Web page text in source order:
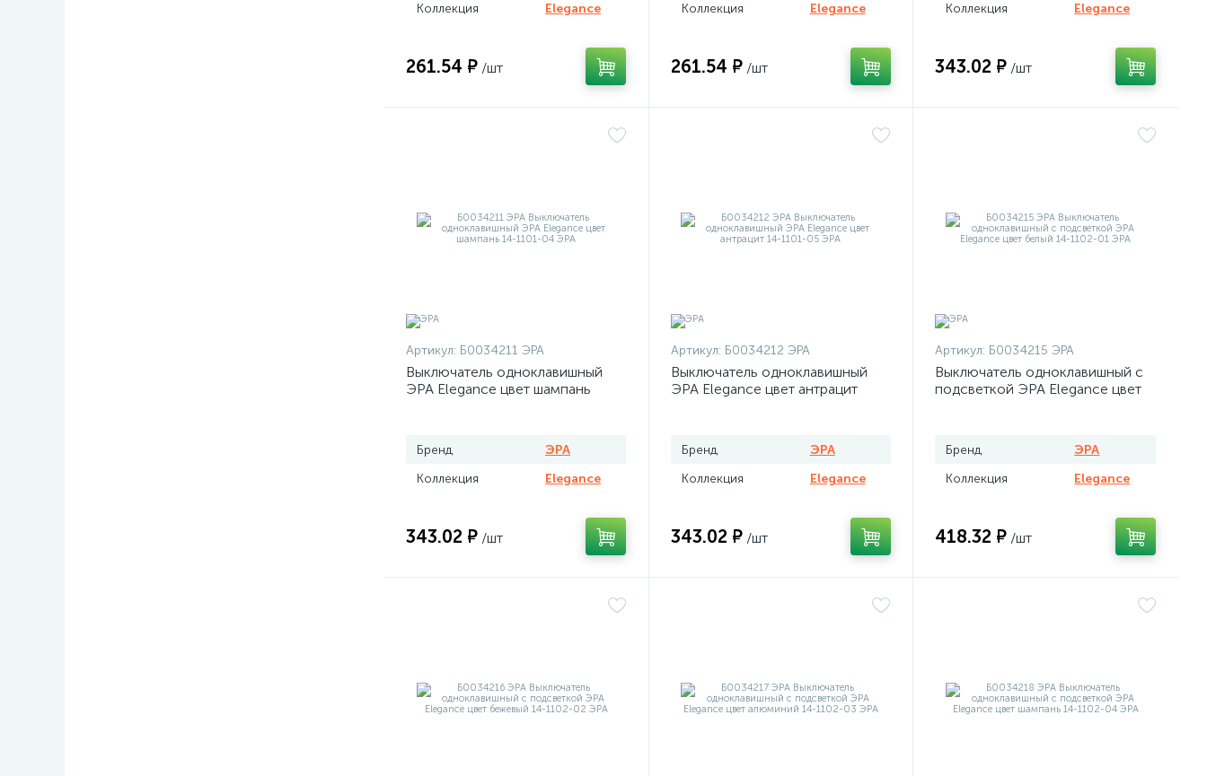
Коллекция
Elegance
261.54 ₽ /шт
Коллекция
Elegance
261.54 ₽ /шт
Коллекция
Elegance
343.02 ₽ /шт
Артикул: Б0034211 ЭРА
Выключатель одноклавишный
ЭРА Elegance цвет шампань
Бренд
ЭРА
Коллекция
Elegance
343.02 ₽ /шт
Артикул: Б0034212 ЭРА
Выключатель одноклавишный
ЭРА Elegance цвет антрацит
Бренд
ЭРА
Коллекция
Elegance
343.02 ₽ /шт
Артикул: Б0034215 ЭРА
Выключатель одноклавишный с
подсветкой ЭРА Elegance цвет
Бренд
ЭРА
Коллекция
Elegance
418.32 ₽ /шт